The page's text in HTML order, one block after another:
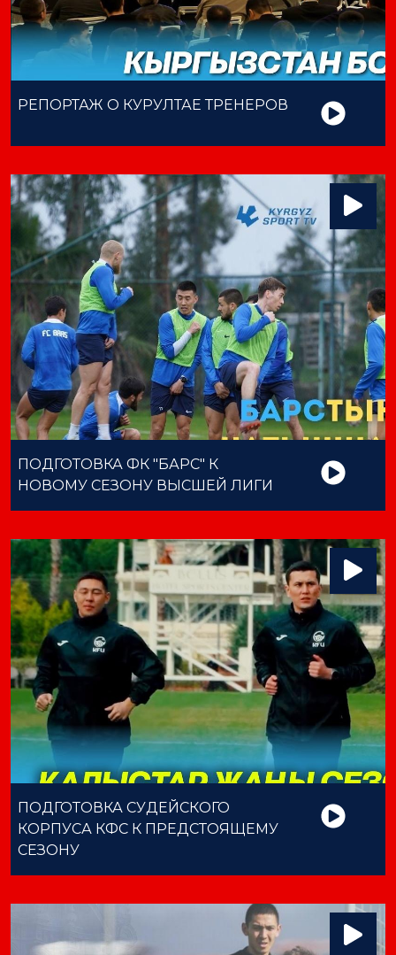
РЕПОРТАЖ О КУРУЛТАЕ ТРЕНЕРОВ
ПОДГОТОВКА ФК "БАРС" К
НОВОМУ СЕЗОНУ ВЫСШЕЙ ЛИГИ
ПОДГОТОВКА СУДЕЙСКОГО
КОРПУСА КФС К ПРЕДСТОЯЩЕМУ
СЕЗОНУ